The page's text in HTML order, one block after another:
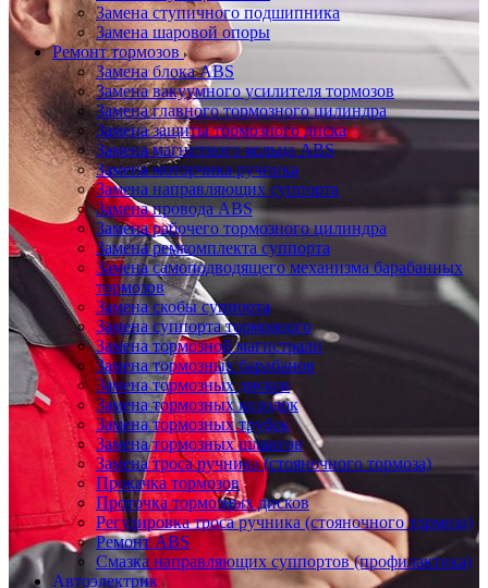
Замена ступичного подшипника
Замена шаровой опоры
Ремонт тормозов
Замена блока ABS
Замена вакуумного усилителя тормозов
Замена главного тормозного цилиндра
Замена защиты тормозного диска
Замена магнитного кольца ABS
Замена моторчика ручника
Замена направляющих суппорта
Замена провода ABS
Замена рабочего тормозного цилиндра
Замена ремкомплекта суппорта
Замена самоподводящего механизма барабанных
тормозов
Замена скобы суппорта
Замена суппорта тормозного
Замена тормозной магистрали
Замена тормозных барабанов
Замена тормозных дисков
Замена тормозных колодок
Замена тормозных трубок
Замена тормозных шлангов
Замена троса ручника (стояночного тормоза)
Прокачка тормозов
Проточка тормозных дисков
Регулировка троса ручника (стояночного тормоза)
Ремонт ABS
Смазка направляющих суппортов (профилактика)
Автоэлектрик